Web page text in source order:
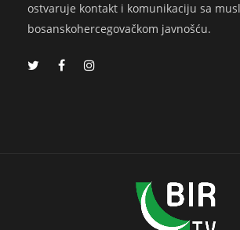
ostvaruje kontakt i komunikaciju sa
bosanskohercegovačkom javnošću.